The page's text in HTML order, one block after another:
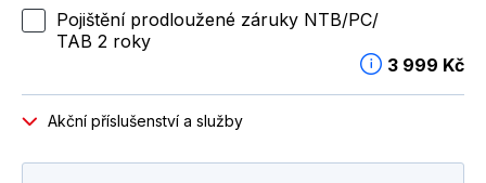
Pojištění prodloužené záruky NTB/PC/
TAB 2 roky
3 999 Kč
Akční příslušenství a služby